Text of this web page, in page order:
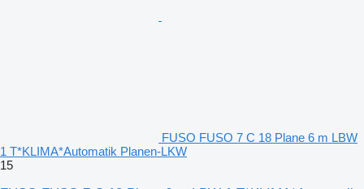
FUSO FUSO 7 C 18 Plane 6 m LBW
1 T*KLIMA*Automatik Planen-LKW
15